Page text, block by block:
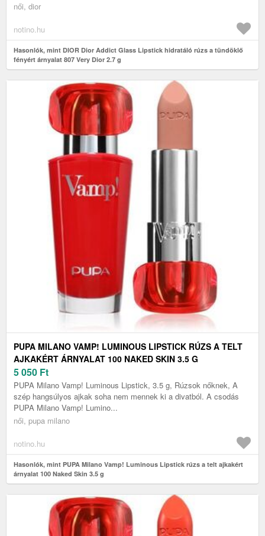
női, dior
notino.hu
Hasonlók, mint DIOR Dior Addict Glass Lipstick hidratáló rúzs a tündöklő
fényért árnyalat 807 Very Dior 2.7 g
PUPA MILANO VAMP! LUMINOUS LIPSTICK RÚZS A TELT
AJKAKÉRT ÁRNYALAT 100 NAKED SKIN 3.5 G
5 050 Ft
PUPA Milano Vamp! Luminous Lipstick, 3.5 g, Rúzsok nőknek, A
szép hangsúlyos ajkak soha nem mennek ki a divatból. A csodás
PUPA Milano Vamp! Lumino...
női, pupa milano
notino.hu
Hasonlók, mint PUPA Milano Vamp! Luminous Lipstick rúzs a telt ajkakért
árnyalat 100 Naked Skin 3.5 g